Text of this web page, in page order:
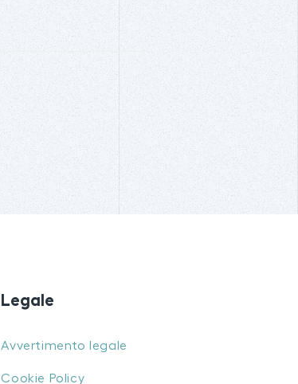
Legale
Avvertimento legale
Cookie Policy